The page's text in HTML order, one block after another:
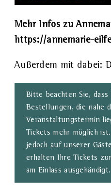
Mehr Infos zu
https://annemarie-
Außerdem mit dabei:
Bitte beachten Sie,
Bestellungen, die nahe
Veranstaltungstermin
Tickets mehr möglich
jedoch auf unserer
erhalten Ihre Tickets
am Einlass ausgehändigt.